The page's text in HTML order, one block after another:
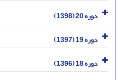
دوره 20 (1398)
دوره 19 (1397)
دوره 18 (1396)